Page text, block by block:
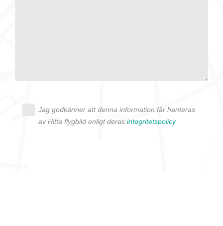
Jag godkänner att denna information får hanteras
av Hitta flygbild enligt deras integritetspolicy